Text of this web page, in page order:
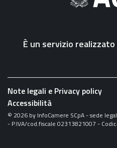
È un servizio realizzato
Note legali e Privacy policy
Accessibilità
© 2026 by InfoCamere SCpA - sede
- P.IVA/cod.fiscale 02313821007 -